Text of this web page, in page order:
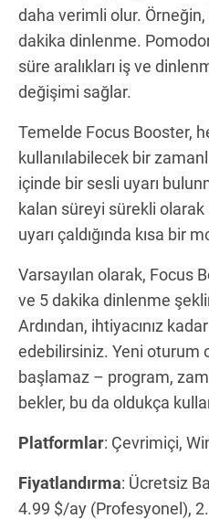
daha verimli olur.
dakika dinlenme.
süre aralıkları iş ve
değişimi sağlar.
Temelde Focus Booster,
kullanılabilecek bir
içinde bir sesli uyarı
kalan süreyi sürekli olarak
uyarı çaldığında kısa bir
Varsayılan olarak, Focus
ve 5 dakika dinlenme
Ardından, ihtiyacınız
edebilirsiniz. Yeni oturum
başlamaz – program,
bekler, bu da oldukça
Platformlar: Çevrimiçi,
Fiyatlandırma: Ücretsiz
4.99 $/ay (Profesyonel),